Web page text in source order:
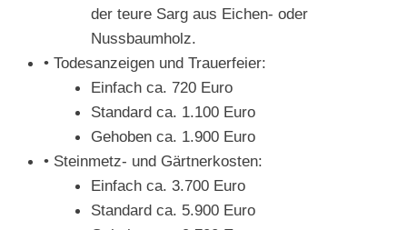
der teure Sarg aus Eichen- oder
Nussbaumholz.
• Todesanzeigen und Trauerfeier:
Einfach ca. 720 Euro
Standard ca. 1.100 Euro
Gehoben ca. 1.900 Euro
• Steinmetz- und Gärtnerkosten:
Einfach ca. 3.700 Euro
Standard ca. 5.900 Euro